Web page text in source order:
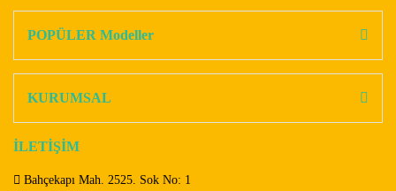
Ürün açıklamasında eksik bilgiler bulunuyor.
Bu ürüne benzer farklı alternatifler olmalı.
POPÜLER Modeller
KURUMSAL
İLETİŞİM
Bahçekapı Mah. 2525. Sok No: 1